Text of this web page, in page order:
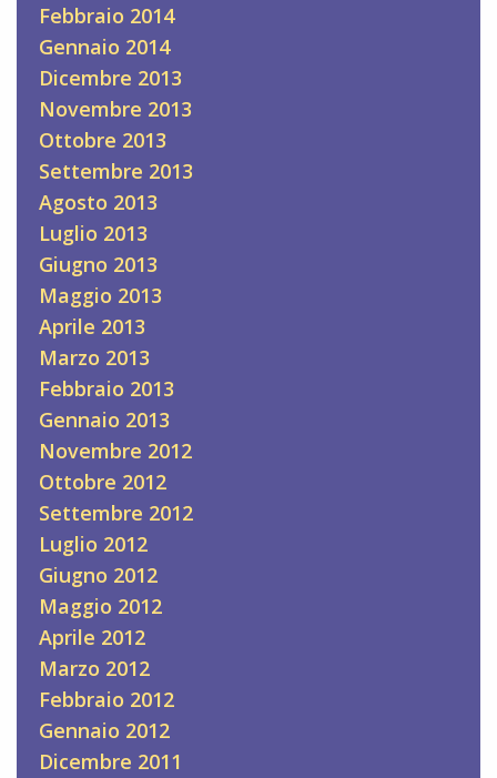
Febbraio 2014
Gennaio 2014
Dicembre 2013
Novembre 2013
Ottobre 2013
Settembre 2013
Agosto 2013
Luglio 2013
Giugno 2013
Maggio 2013
Aprile 2013
Marzo 2013
Febbraio 2013
Gennaio 2013
Novembre 2012
Ottobre 2012
Settembre 2012
Luglio 2012
Giugno 2012
Maggio 2012
Aprile 2012
Marzo 2012
Febbraio 2012
Gennaio 2012
Dicembre 2011